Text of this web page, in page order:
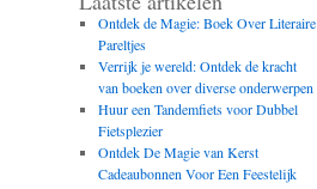
Ontdek de Magie: Boek Over Literaire
Pareltjes
Verrijk je wereld: Ontdek de kracht
van boeken over diverse onderwerpen
Huur een Tandemfiets voor Dubbel
Fietsplezier
Ontdek De Magie van Kerst
Cadeaubonnen Voor Een Feestelijk